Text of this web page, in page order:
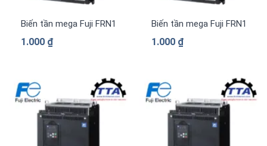
Biến tần mega Fuji FRN1480G2S-4G 3 pha 380 V
1.000 ₫
Biến tần mega Fuji
1.000 ₫